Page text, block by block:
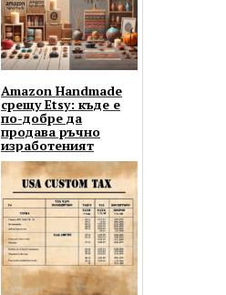
Amazon Handmade
срещу Etsy: къде е
по-добре да
продава ръчно
изработеният
занаятчия?